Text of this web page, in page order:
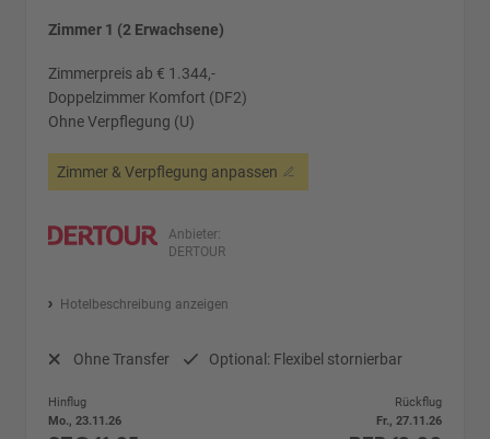
Zimmer 1 (2 Erwachsene)
Zimmerpreis ab € 1.344,-
Doppelzimmer Komfort (DF2)
Ohne Verpflegung (U)
Zimmer & Verpflegung anpassen
Anbieter:
DERTOUR
Hotelbeschreibung anzeigen
Ohne Transfer Optional: Flexibel stornierbar
Hinflug
Mo., 23.11.26
Rückflug
Fr., 27.11.26